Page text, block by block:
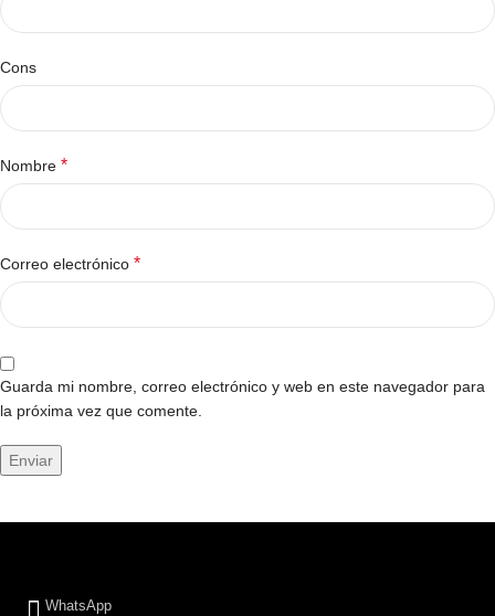
Cons
Nombre *
Correo electrónico *
Guarda mi nombre, correo electrónico y web en este navegador para
la próxima vez que comente.
WhatsApp